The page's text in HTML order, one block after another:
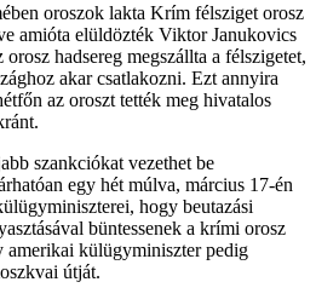
oroszok lakta Krím félsziget orosz
amióta elüldözték Viktor Janukovics
hadsereg megszállta a félszigetet,
akar csatlakozni. Ezt annyira
az oroszt tették meg hivatalos
szankciókat vezethet be
egy hét múlva, március 17-én
hogy beutazási
büntessenek a krími orosz
amerikai külügyminiszter pedig
útját.